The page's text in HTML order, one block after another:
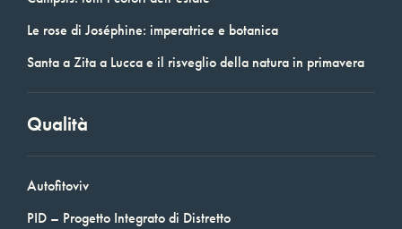
Le rose di Joséphine: imperatrice e botanica
Santa a Zita a Lucca e il risveglio della natura in primavera
Qualità
Autofitoviv
PID – Progetto Integrato di Distretto